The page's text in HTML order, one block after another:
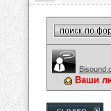
Ваши